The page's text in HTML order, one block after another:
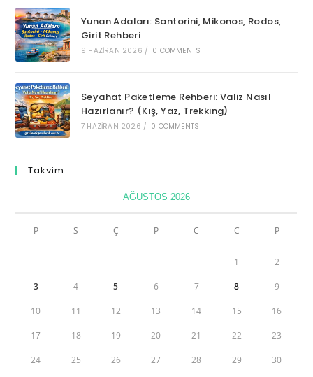
Yunan Adaları: Santorini, Mikonos, Rodos,
Girit Rehberi
9 HAZIRAN 2026 / 0 COMMENTS
Seyahat Paketleme Rehberi: Valiz Nasıl
Hazırlanır? (Kış, Yaz, Trekking)
7 HAZIRAN 2026 / 0 COMMENTS
Takvim
AĞUSTOS 2026
P S Ç P C C P
1 2
3 4 5 6 7 8 9
10 11 12 13 14 15 16
17 18 19 20 21 22 23
24 25 26 27 28 29 30